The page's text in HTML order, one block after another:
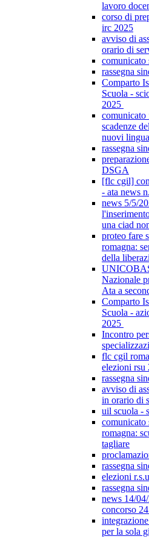
lavoro
corso di
irc 2025
avviso di
orario di
comunicato
rassegna
Comparto
Scuola -
2025
scadenze
nuovi
rassegna
DSGA
[flc cgil]
- ata news
news 5/5/
una ciad
proteo fare
romagna:
della
Nazionale
Ata a
Comparto
Scuola -
2025
Incontro
flc cgil
elezioni rsu
rassegna
avviso di
in orario di
uil scuola -
comunicato
romagna:
tagliare
rassegna
elezioni
rassegna
news 14/
concorso
per la sola